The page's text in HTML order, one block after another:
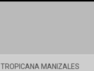
TROPICANA MANIZALES